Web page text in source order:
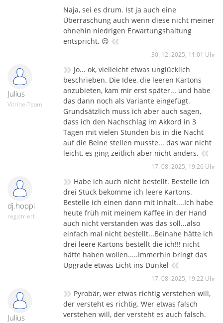
Das es auch schlechtere Zeiten gab, bewies das Thema
rundum Pulver im Jahr 2023. Aber es gab auch andere
schlechtere Momente.
Doch heute 2025 wollen wir eigentlich wieder mehr das
Positive beleuchten. Die Gräben wurden überwunden und
das Verhältnis ist wieder besser. Dazu gehören auch diese
Überraschungskisten mit besonderen Inhalten.
Naja, sei es drum. Ist ja auch eine
Überraschung auch wenn diese nicht meiner
ohnehin niedrigen Erwartungshaltung
entspricht. 😉 «
30. 12. 2025, 11:01 Uhr
Julius
Vitrine-Team
» Jo... ok, vielleicht etwas unglücklich
beschrieben. Die Idee, die leeren Kartons
anzubieten, kam mir erst später... und habe
das dann noch als Variante eingefügt.
Grundsätzlich muss ich aber auch sagen,
dass ich den Nachschlag im Akkord in 3
Tagen mit vielen Stunden bis in die Nacht
auf die Beine stellen musste... das war nicht
leicht, es ging zeitlich aber nicht anders. «
17. 08. 2025, 19:26 Uhr
dj.hoppi
registriert
» Habe ich auch nicht bestellt. Bestelle ich
drei Stück bekomme ich leere Kartons.
Bestelle ich einen dann mit Inhalt....Ich habe
heute früh mit meinem Kaffee in der Hand
auch nicht verstanden was das soll...also
einfach mal nicht bestellt...Beinahe hätte ich
drei leere Kartons bestellt die ich!!! nicht
hätte haben wollen.....Immerhin bringt das
Upgrade etwas Licht ins Dunkel «
17. 08. 2025, 19:22 Uhr
Julius
» Pyrobär, wer etwas richtig verstehen will,
der versteht es richtig. Wer etwas falsch
verstehen will, der versteht es auch falsch.